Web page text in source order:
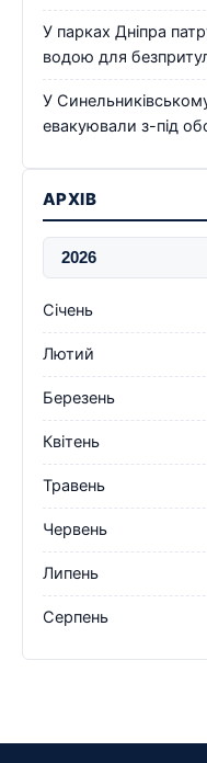
У парках Дніпра
водою для
У
евакуювали з-під
АРХІВ
Січень
Лютий
Березень
Квітень
Травень
Червень
Липень
Серпень